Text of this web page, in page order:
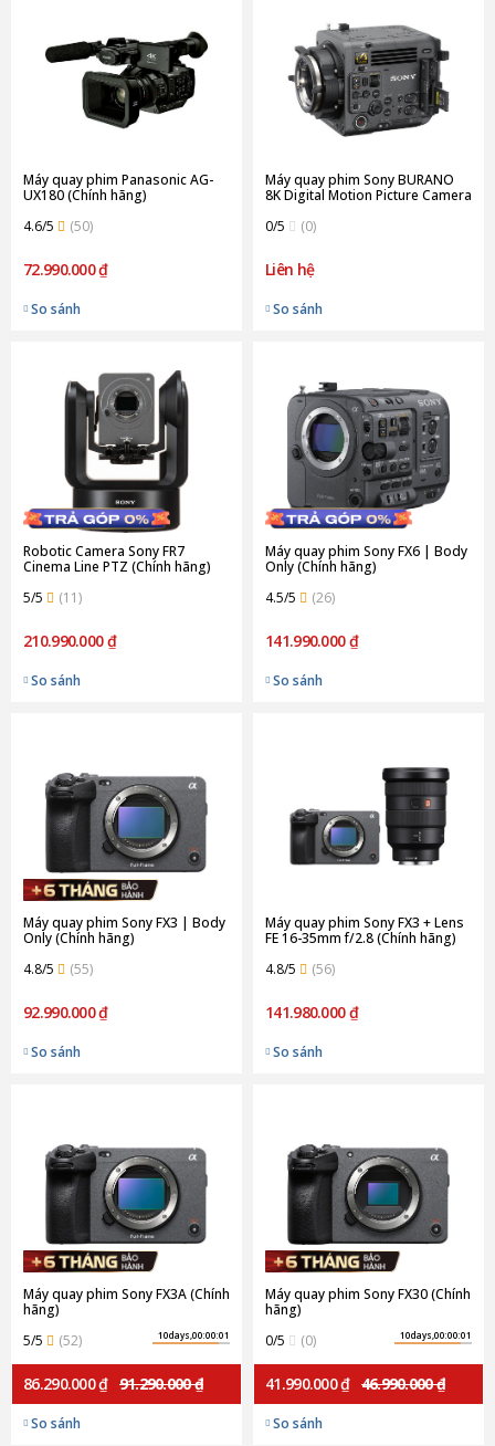
Máy quay phim Panasonic AG-
UX180 (Chính hãng)
4.6/5
(50)
72.990.000 ₫
So sánh
Máy quay phim Sony BURANO
8K Digital Motion Picture Camera
0/5
(0)
Liên hệ
So sánh
Robotic Camera Sony FR7
Cinema Line PTZ (Chính hãng)
5/5
(11)
210.990.000 ₫
So sánh
Máy quay phim Sony FX6 | Body
Only (Chính hãng)
4.5/5
(26)
141.990.000 ₫
So sánh
Máy quay phim Sony FX3 | Body
Only (Chính hãng)
4.8/5
(55)
92.990.000 ₫
So sánh
Máy quay phim Sony FX3 + Lens
FE 16-35mm f/2.8 (Chính hãng)
4.8/5
(56)
141.980.000 ₫
So sánh
Máy quay phim Sony FX3A (Chính
hãng)
5/5
(52) 10days,00:00:01
86.290.000 ₫ 91.290.000 ₫
So sánh
Máy quay phim Sony FX30 (Chính
hãng)
0/5
(0) 10days,00:00:01
41.990.000 ₫ 46.990.000 ₫
So sánh